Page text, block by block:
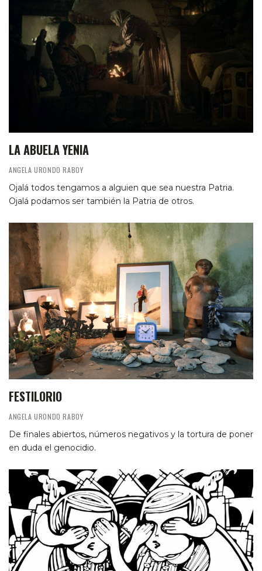
LA ABUELA YENIA
ANGELA URONDO RABOY
Ojalá todos tengamos a alguien que sea nuestra Patria.
Ojalá podamos ser también la Patria de otros.
FESTILORIO
ANGELA URONDO RABOY
De finales abiertos, números negativos y la tortura de poner
en duda el genocidio.